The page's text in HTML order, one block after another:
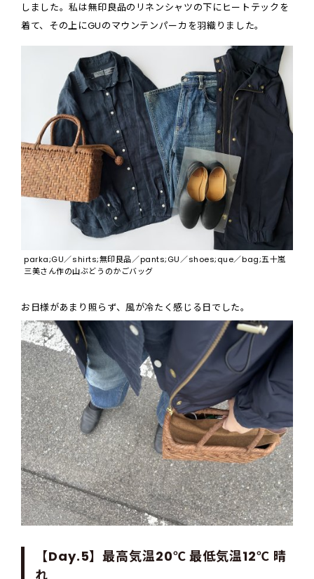
しました。私は無印良品のリネンシャツの下にヒートテックを
着て、その上にGUのマウンテンパーカを羽織りました。
parka;GU／shirts;無印良品／pants;GU／shoes;que／bag;五十嵐
三美さん作の山ぶどうのかごバッグ
お日様があまり照らず、風が冷たく感じる日でした。
【Day.5】最高気温20℃ 最低気温12℃ 晴
れ